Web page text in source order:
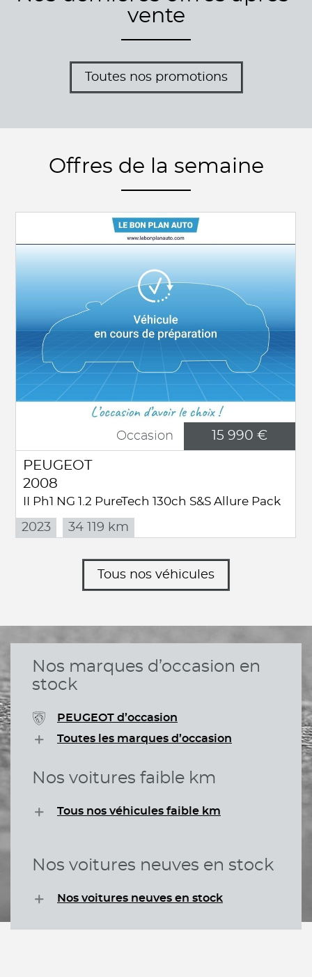
vente
Toutes nos promotions
Offres de la semaine
Occasion 15 990 €
PEUGEOT
2008
II Ph1 NG 1.2 PureTech 130ch S&S Allure Pack
2023 34 119 km
Tous nos véhicules
Nos marques d’occasion en
stock
PEUGEOT d’occasion
Toutes les marques d’occasion
Nos voitures faible km
Tous nos véhicules faible km
Nos voitures neuves en stock
Nos voitures neuves en stock